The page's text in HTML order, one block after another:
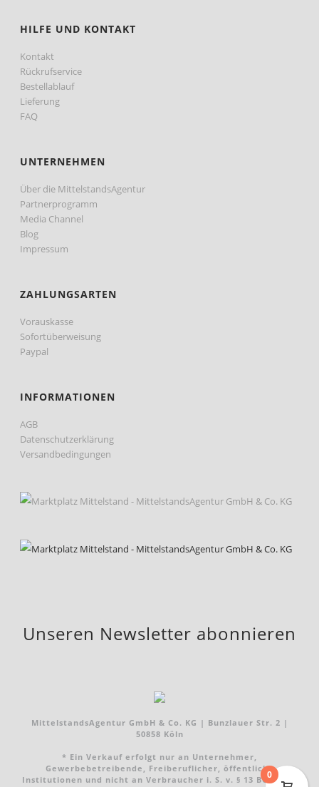
HILFE UND KONTAKT
Kontakt
Rückrufservice
Bestellablauf
Lieferung
FAQ
UNTERNEHMEN
Über die MittelstandsAgentur
Partnerprogramm
Media Channel
Blog
Impressum
ZAHLUNGSARTEN
Vorauskasse
Sofortüberweisung
Paypal
INFORMATIONEN
AGB
Datenschutzerklärung
Versandbedingungen
Unseren Newsletter abonnieren
MittelstandsAgentur GmbH & Co. KG | Bunzlauer Str. 2 |
50858 Köln
* Ein Verkauf erfolgt nur an Unternehmer,
Gewerbebetreibende, Freiberuflicher, öffentliche
Institutionen und nicht an Verbraucher i. S. v. § 13 BGB. Alle
0